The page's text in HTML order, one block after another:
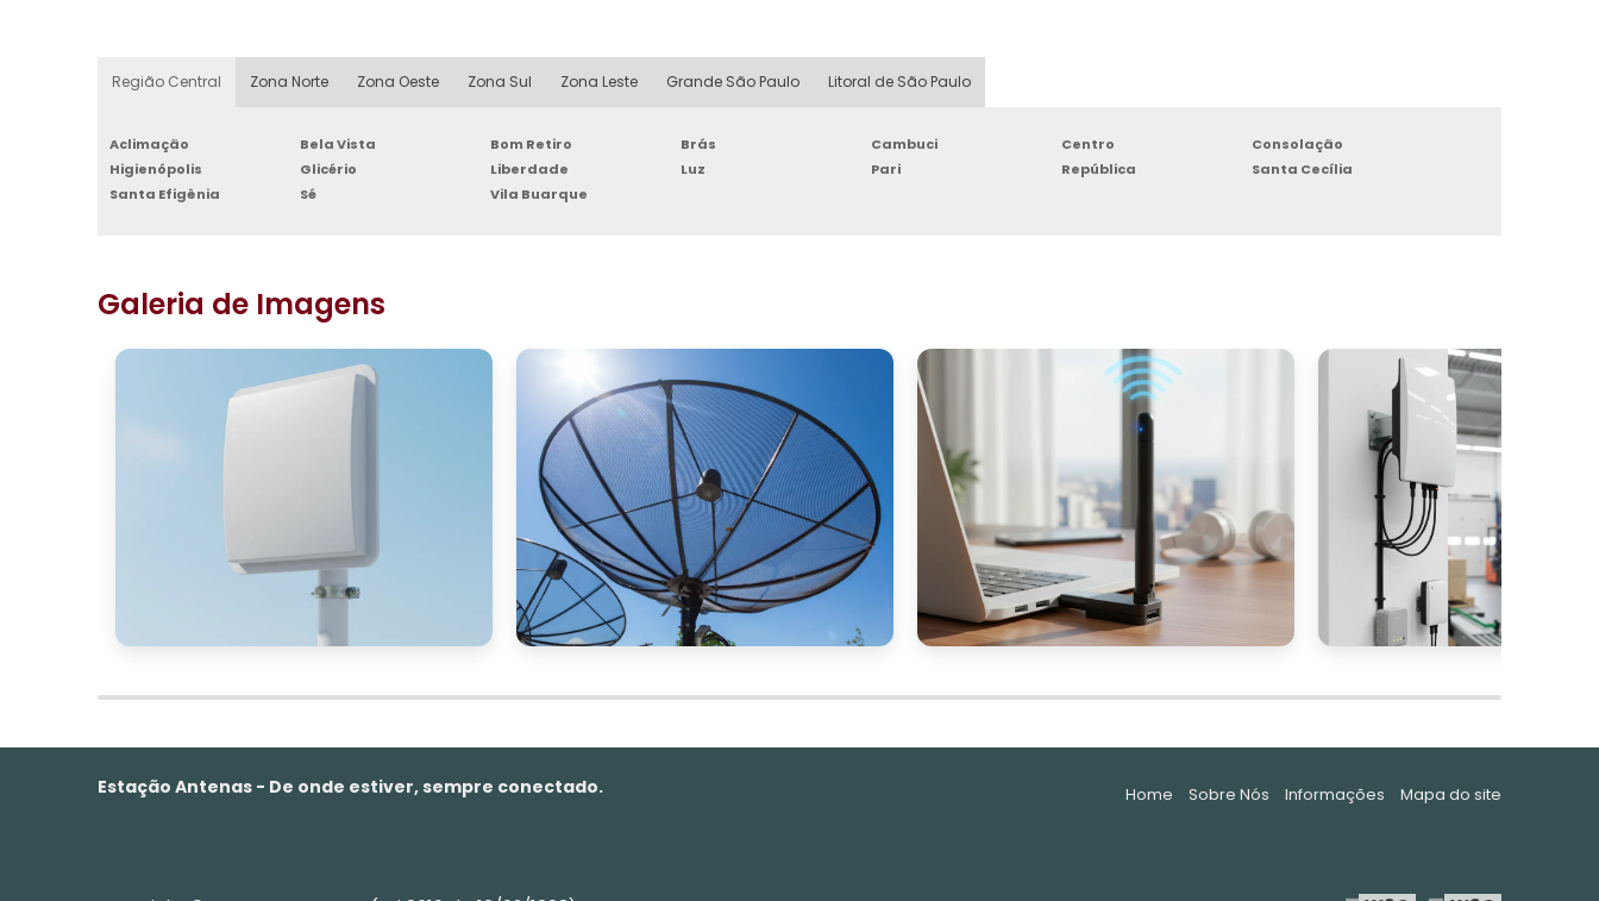
Região Central Zona Norte Zona Oeste Zona Sul Zona Leste Grande São Paulo Litoral de São Paulo
Aclimação Bela Vista Bom Retiro Brás Cambuci Centro
Consolação
Higienópolis
Glicério Liberdade Luz Pari República
Santa Cecília
Santa Efigênia
Sé Vila Buarque
Galeria de Imagens
Estação Antenas - De onde estiver, sempre conectado. Home Sobre Nós Informações Mapa do site